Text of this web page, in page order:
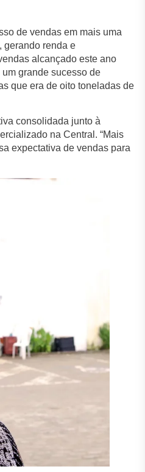
de vendas em mais uma
gerando renda e
alcançado este ano
grande sucesso de
que era de oito toneladas de
consolidada junto à
na Central. “Mais
expectativa de vendas para